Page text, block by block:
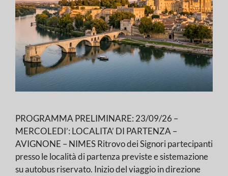
PROGRAMMA PRELIMINARE: 23/09/26 –
MERCOLEDI’: LOCALITA’ DI PARTENZA –
AVIGNONE – NIMES Ritrovo dei Signori partecipanti
presso le località di partenza previste e sistemazione
su autobus riservato. Inizio del viaggio in direzione